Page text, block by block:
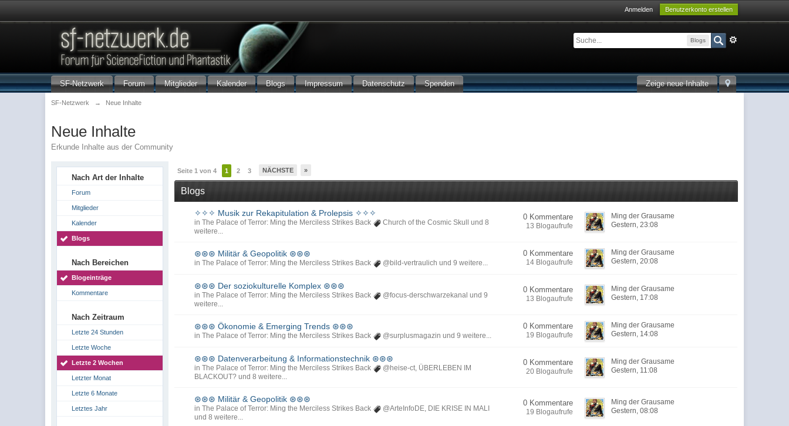
Anmelden Benutzerkonto erstellen
Blogs
Zeige neue Inhalte
SF-Netzwerk Forum Mitglieder Kalender Blogs Impressum Datenschutz Spenden
SF-Netzwerk → Neue Inhalte
Neue Inhalte
Erkunde Inhalte aus der Community
Nach Art der Inhalte
Forum
Mitglieder
Kalender
Blogs
Nach Bereichen
Blogeinträge
Kommentare
Nach Zeitraum
Letzte 24 Stunden
Letzte Woche
Letzte 2 Wochen
Letzter Monat
Letzte 6 Monate
Letztes Jahr
Seite 1 von 4 1 2 3 NÄCHSTE »
Blogs
✧✧✧ Musik zur Rekapitulation & Prolepsis ✧✧✧
inThe Palace of Terror: Ming the Merciless Strikes Back Church of the Cosmic Skull
und 8
weitere...
0 Kommentare
13 Blogaufrufe
Ming der Grausame
Gestern, 23:08
⊛⊛⊛ Militär & Geopolitik ⊛⊛⊛
inThe Palace of Terror: Ming the Merciless Strikes Back @bild-vertraulich und 9 weitere...
0 Kommentare
14 Blogaufrufe
Ming der Grausame
Gestern, 20:08
⊛⊛⊛ Der soziokulturelle Komplex ⊛⊛⊛
inThe Palace of Terror: Ming the Merciless Strikes Back @focus-derschwarzekanal und 9
weitere...
0 Kommentare
13 Blogaufrufe
Ming der Grausame
Gestern, 17:08
⊛⊛⊛ Ökonomie & Emerging Trends ⊛⊛⊛
inThe Palace of Terror: Ming the Merciless Strikes Back @surplusmagazin und 9 weitere...
0 Kommentare
19 Blogaufrufe
Ming der Grausame
Gestern, 14:08
⊛⊛⊛ Datenverarbeitung & Informationstechnik ⊛⊛⊛
inThe Palace of Terror: Ming the Merciless Strikes Back @heise-ct, ÜBERLEBEN IM
BLACKOUT? und 8 weitere...
0 Kommentare
20 Blogaufrufe
Ming der Grausame
Gestern, 11:08
⊛⊛⊛ Militär & Geopolitik ⊛⊛⊛
inThe Palace of Terror: Ming the Merciless Strikes Back @ArteInfoDE, DIE KRISE IN MALI
und 8 weitere...
0 Kommentare
19 Blogaufrufe
Ming der Grausame
Gestern, 08:08